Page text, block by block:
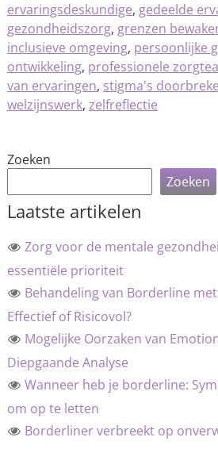
ervaringsdeskundige, gedeelde
gezondheidszorg, grenzen
inclusieve omgeving, persoonlijke
ontwikkeling, professionele
van ervaringen, stigma's
welzijnswerk, zelfreflectie
Zoeken
Zoeken
Laatste artikelen
Zorg voor de mentale
essentiële prioriteit
Behandeling van Borderline
Effectief of Risicovol?
Mogelijke Oorzaken van
Diepgaande Analyse
Wanneer heb je borderline:
om op te letten
Borderliner verbreekt op